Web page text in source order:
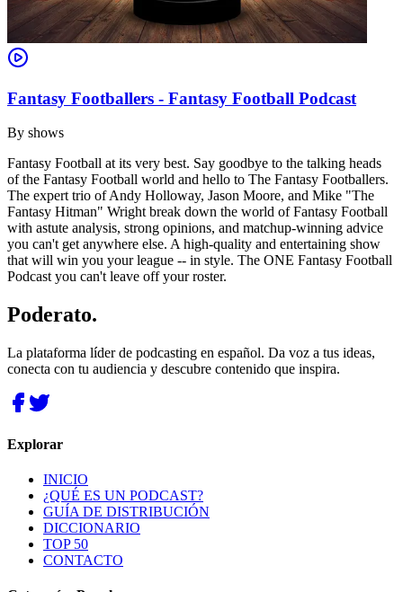
Fantasy Footballers - Fantasy Football Podcast
By shows
Fantasy Football at its very best. Say goodbye to the talking heads
of the Fantasy Football world and hello to The Fantasy Footballers.
The expert trio of Andy Holloway, Jason Moore, and Mike "The
Fantasy Hitman" Wright break down the world of Fantasy Football
with astute analysis, strong opinions, and matchup-winning advice
you can't get anywhere else. A high-quality and entertaining show
that will win you your league -- in style. The ONE Fantasy Football
Podcast you can't leave off your roster.
Poderato.
La plataforma líder de podcasting en español. Da voz a tus ideas,
conecta con tu audiencia y descubre contenido que inspira.
Explorar
INICIO
¿QUÉ ES UN PODCAST?
GUÍA DE DISTRIBUCIÓN
DICCIONARIO
TOP 50
CONTACTO